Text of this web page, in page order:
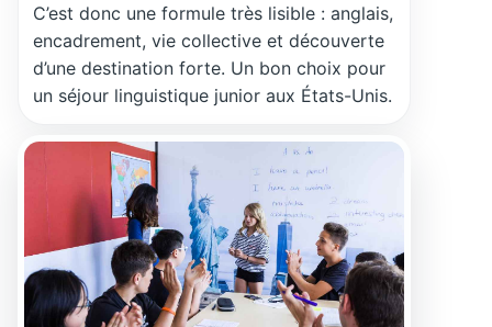
C’est donc une formule très lisible : anglais,
encadrement, vie collective et découverte
d’une destination forte. Un bon choix pour
un séjour linguistique junior aux États-Unis.